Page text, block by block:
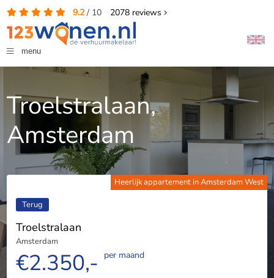
9.2/ 10 2078reviews
menu
Troelstralaan,
Amsterdam
Heerlijk appartement in Amsterdam West
Terug
Troelstralaan
Amsterdam
€2.350,- per maand